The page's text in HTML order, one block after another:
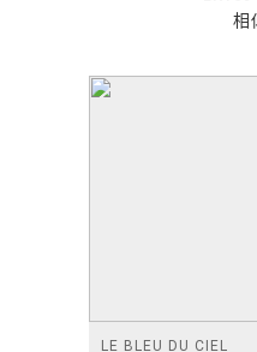
相
LE BLEU DU CIEL